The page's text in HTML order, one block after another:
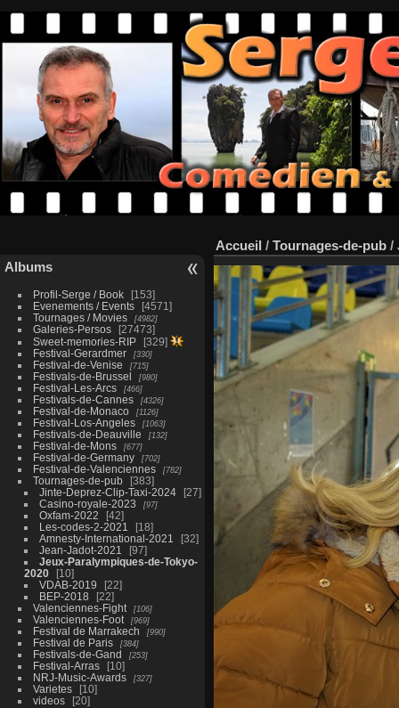
Albums
Profil-Serge / Book
153
Evenements / Events
4571
Tournages / Movies
4982
Galeries-Persos
27473
Sweet-memories-RIP
329
Festival-Gerardmer
330
Festival-de-Venise 715
Festivals-de-Brussel 980
Festival-Les-Arcs 466
Festivals-de-Cannes 4326
Festival-de-Monaco 1126
Festival-Los-Angeles 1063
Festivals-de-Deauville 132
Festival-de-Mons 677
Festival-de-Germany 702
Festival-de-Valenciennes 782
Tournages-de-pub
383
Jinte-Deprez-Clip-Taxi-2024
27
Casino-royale-2023
97
Oxfam-2022
42
Les-codes-2-2021
18
Amnesty-International-2021
32
Jean-Jadot-2021
97
Jeux-Paralympiques-de-Tokyo-
2020
10
VDAB-2019
22
BEP-2018
22
Valenciennes-Fight
106
Valenciennes-Foot 969
Festival de Marrakech 990
Festival de Paris 384
Festivals-de-Gand 253
Festival-Arras
10
NRJ-Music-Awards
327
Varietes
10
videos
20
Accueil / Tournages-de-pub /